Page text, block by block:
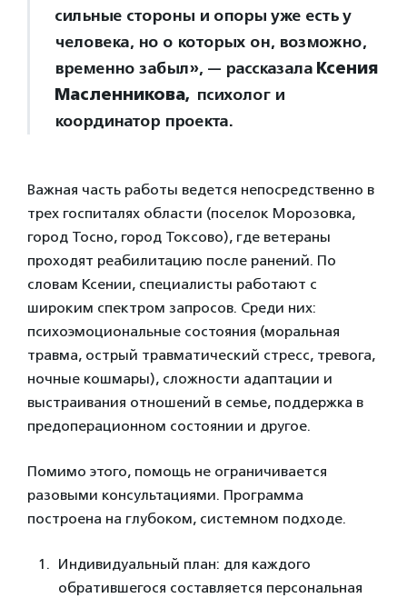
сильные стороны и опоры уже есть у
человека, но о которых он, возможно,
временно забыл», — рассказала Ксения
Масленникова, психолог и
координатор проекта.
Важная часть работы ведется непосредственно в
трех госпиталях области (поселок Морозовка,
город Тосно, город Токсово), где ветераны
проходят реабилитацию после ранений. По
словам Ксении, специалисты работают с
широким спектром запросов. Среди них:
психоэмоциональные состояния (моральная
травма, острый травматический стресс, тревога,
ночные кошмары), сложности адаптации и
выстраивания отношений в семье, поддержка в
предоперационном состоянии и другое.
Помимо этого, помощь не ограничивается
разовыми консультациями. Программа
построена на глубоком, системном подходе.
Индивидуальный план: для каждого
обратившегося составляется персональная